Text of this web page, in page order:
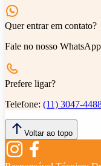
Quer entrar em contato?
Fale no nosso
Prefere ligar?
Telefone: (11) 3047-
Voltar ao topo